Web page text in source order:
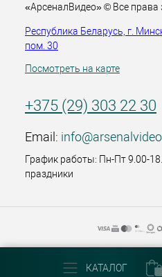
«АрсеналВидео» © Все
Республика Беларусь, г.
пом. 30
Посмотреть на карте
+375 (29) 303 22 30
Email:
График работы: Пн-Пт 9.00-
праздники
КАТАЛОГ